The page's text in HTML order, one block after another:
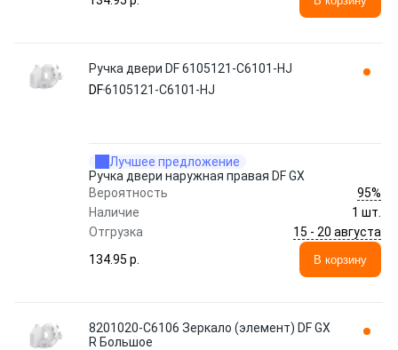
Ручка двери DF 6105121-C6101-HJ
DF6105121-C6101-HJ
Лучшее предложение
Ручка двери наружная правая DF GX
Вероятность
95%
Наличие
1 шт.
Отгрузка
15 - 20 августа
134.95 p.
В корзину
8201020-C6106 Зеркало (элемент) DF GX
R Большое